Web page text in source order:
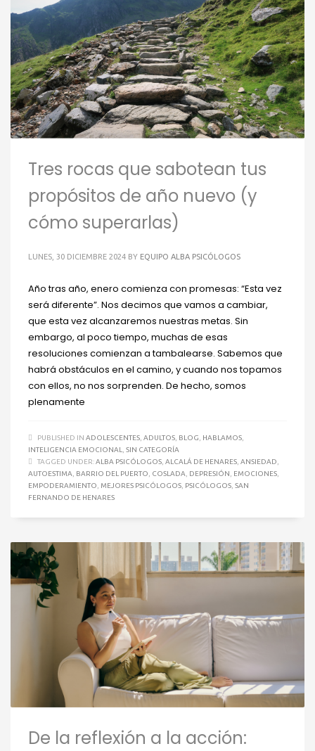
Tres rocas que sabotean tus
propósitos de año nuevo (y
cómo superarlas)
LUNES, 30 DICIEMBRE 2024 BY EQUIPO ALBA PSICÓLOGOS
Año tras año, enero comienza con promesas: “Esta vez
será diferente”. Nos decimos que vamos a cambiar,
que esta vez alcanzaremos nuestras metas. Sin
embargo, al poco tiempo, muchas de esas
resoluciones comienzan a tambalearse. Sabemos que
habrá obstáculos en el camino, y cuando nos topamos
con ellos, no nos sorprenden. De hecho, somos
plenamente
PUBLISHED IN ADOLESCENTES, ADULTOS, BLOG, HABLAMOS,
INTELIGENCIA EMOCIONAL, SIN CATEGORÍA
TAGGED UNDER:ALBA PSICÓLOGOS, ALCALÁ DE HENARES, ANSIEDAD,
AUTOESTIMA, BARRIO DEL PUERTO, COSLADA, DEPRESIÓN, EMOCIONES,
EMPODERAMIENTO, MEJORES PSICÓLOGOS, PSICÓLOGOS, SAN
FERNANDO DE HENARES
De la reflexión a la acción: